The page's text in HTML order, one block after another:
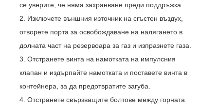
се уверите, че няма захранване преди поддръжка.
2. Изключете външния източник на сгъстен въздух,
отворете порта за освобождаване на налягането в
долната част на резервоара за газ и изпразнете газа.
3. Отстранете винта на намотката на импулсния
клапан и издърпайте намотката и поставете винта в
контейнера, за да предотвратите загуба.
4. Отстранете свързващите болтове между горната